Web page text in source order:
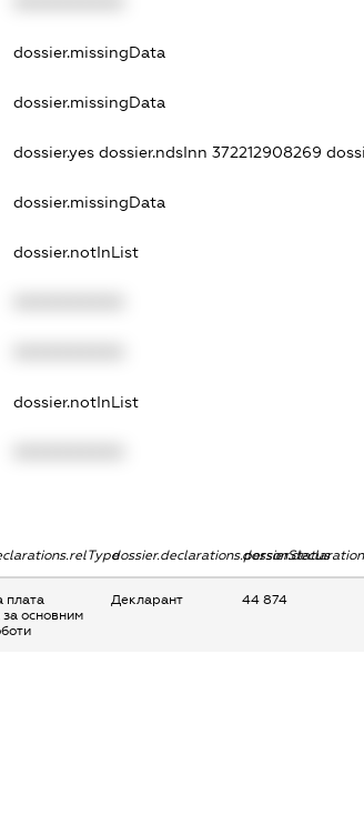
dossier.missingData
dossier.missingData
dossier.yes dossier.ndsInn 372212908269
dossier.missingData
dossier.notInList
dossier.notInList
dossier.declarations.personStatus
плата
основним
Декларант 44 874